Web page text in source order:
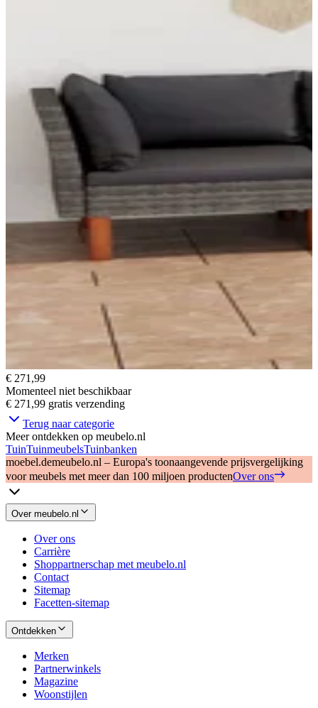
€ 271,99
Momenteel niet beschikbaar
€ 271,99 gratis verzending
Terug naar categorie
Meer ontdekken op meubelo.nl
TuinTuinmeubelsTuinbanken
moebel.demeubelo.nl – Europa's toonaangevende prijsvergelijking
voor meubels met meer dan 100 miljoen productenOver ons
Over meubelo.nl
Over ons
Carrière
Shoppartnerschap met meubelo.nl
Contact
Sitemap
Facetten-sitemap
Ontdekken
Merken
Partnerwinkels
Magazine
Woonstijlen